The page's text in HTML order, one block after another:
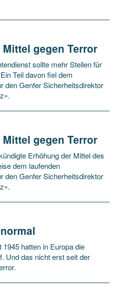
gegen Terror
sollte mehr Stellen für
Teil davon fiel dem
den Genfer Sicherheitsdirektor
gegen Terror
Erhöhung der Mittel des
dem laufenden
den Genfer Sicherheitsdirektor
hatten in Europa die
Und das nicht erst seit der